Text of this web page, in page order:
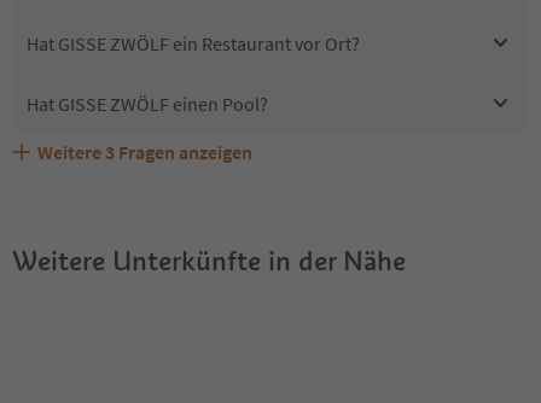
Hat GISSE ZWÖLF ein Restaurant vor Ort?
Hat GISSE ZWÖLF einen Pool?
Sind Haustiere in der Unterkunft GISSE ZWÖLF erlaubt?
Welche Services bietet GISSE ZWÖLF?
Erhalten die Gäste von GISSE ZWÖLF einen Südtirol
Weitere 3 Fragen anzeigen
Weitere Unterkünfte in der Nähe